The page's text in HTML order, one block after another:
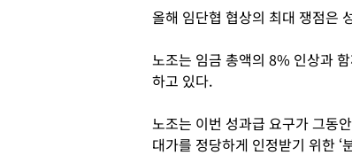
올해 임단협 협상의 최대 쟁점은
노조는 임금 총액의 8% 인상과
하고 있다.
노조는 이번 성과급 요구가 그동
대가를 정당하게 인정받기 위한 ‘